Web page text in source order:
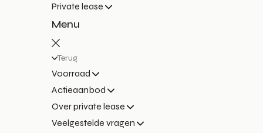
Private lease
Menu
Terug
Voorraad
Actieaanbod
Over private lease
Veelgestelde vragen